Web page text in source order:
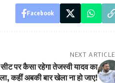
Facebook
NEXT ARTICLE
सीट पर कैसा रहेगा तेजस्वी यादव का
कहीं अबकी बार खेला ना हो जाए!